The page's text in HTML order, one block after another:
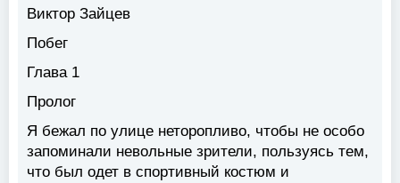
Виктор Зайцев
Побег
Глава 1
Пролог
Я бежал по улице неторопливо, чтобы не особо
запоминали невольные зрители, пользуясь тем,
что был одет в спортивный костюм и